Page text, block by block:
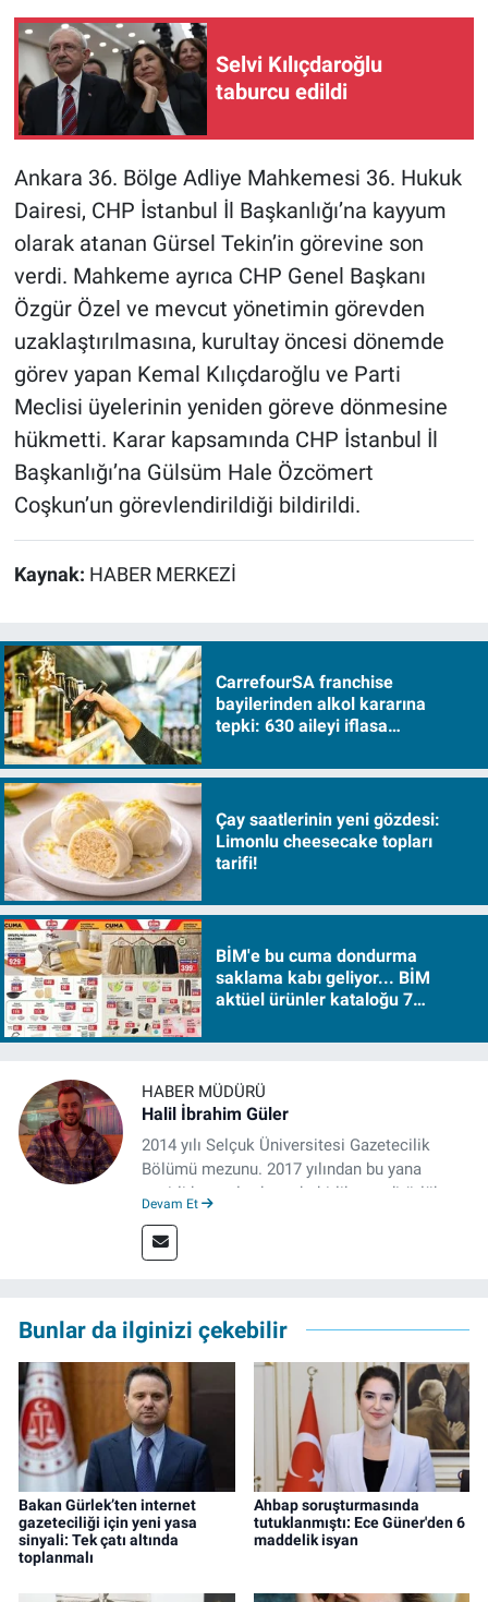
Selvi Kılıçdaroğlu
taburcu edildi
Ankara 36. Bölge Adliye Mahkemesi 36. Hukuk
Dairesi, CHP İstanbul İl Başkanlığı’na kayyum
olarak atanan Gürsel Tekin’in görevine son
verdi. Mahkeme ayrıca CHP Genel Başkanı
Özgür Özel ve mevcut yönetimin görevden
uzaklaştırılmasına, kurultay öncesi dönemde
görev yapan Kemal Kılıçdaroğlu ve Parti
Meclisi üyelerinin yeniden göreve dönmesine
hükmetti. Karar kapsamında CHP İstanbul İl
Başkanlığı’na Gülsüm Hale Özcömert
Coşkun’un görevlendirildiği bildirildi.
Kaynak: HABER MERKEZİ
CarrefourSA franchise
bayilerinden alkol kararına
tepki: 630 aileyi iflasa
Çay saatlerinin yeni gözdesi:
Limonlu cheesecake topları
tarifi!
BİM'e bu cuma dondurma
saklama kabı geliyor... BİM
aktüel ürünler kataloğu 7
HABER MÜDÜRÜ
Halil İbrahim Güler
2014 yılı Selçuk Üniversitesi Gazetecilik
Bölümü mezunu. 2017 yılından bu yana
çeşitli kurumlarda muhabirlik ve editörlük
müdürü olarak devam ediyor.
Devam Et
Bunlar da ilginizi çekebilir
Bakan Gürlek’ten internet
gazeteciliği için yeni yasa
sinyali: Tek çatı altında
toplanmalı
Ahbap soruşturmasında
tutuklanmıştı: Ece Güner'den 6
maddelik isyan